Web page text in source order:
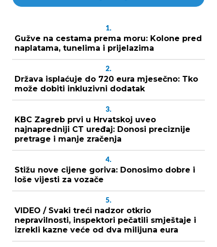
1.
Gužve na cestama prema moru: Kolone pred
naplatama, tunelima i prijelazima
2.
Država isplaćuje do 720 eura mjesečno: Tko
može dobiti inkluzivni dodatak
3.
KBC Zagreb prvi u Hrvatskoj uveo
najnapredniji CT uređaj: Donosi preciznije
pretrage i manje zračenja
4.
Stižu nove cijene goriva: Donosimo dobre i
loše vijesti za vozače
5.
VIDEO / Svaki treći nadzor otkrio
nepravilnosti, inspektori pečatili smještaje i
izrekli kazne veće od dva milijuna eura